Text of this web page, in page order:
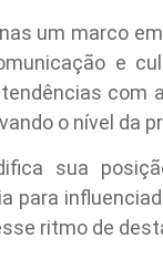
um marco
e
com
o nível da
sua
para
ritmo de